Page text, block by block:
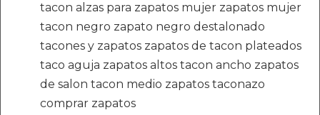
tacon alzas para zapatos mujer zapatos mujer
tacon negro zapato negro destalonado
tacones y zapatos zapatos de tacon plateados
taco aguja zapatos altos tacon ancho zapatos
de salon tacon medio zapatos taconazo
comprar zapatos